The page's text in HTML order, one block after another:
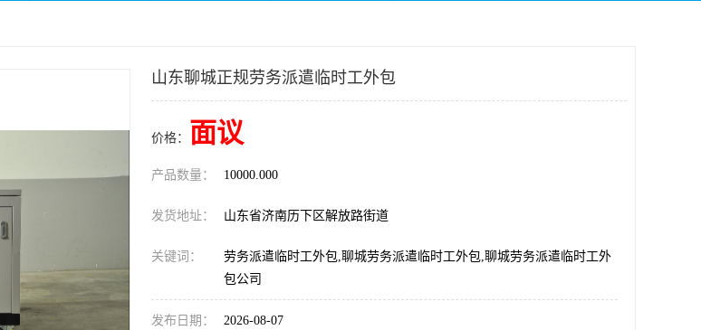
山东聊城正规劳务派遣临时工外包
价格： 面议
产品数量： 10000.000
发货地址： 山东省济南历下区解放路街道
关键词：
劳务派遣临时工外包,聊城劳务派遣临时工外包,聊城劳务派遣临时工外
包公司
发布日期： 2026-08-07